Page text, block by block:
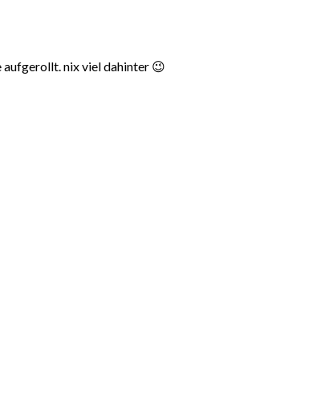
aufgerollt. nix viel dahinter 😉